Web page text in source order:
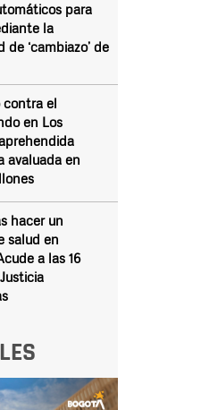
para
la
de ‘cambiazo’ de
contra el
en Los
avaluada en
hacer un
salud en
a las 16